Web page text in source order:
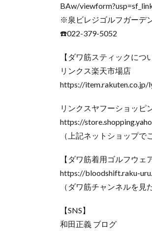
BAw/
※泉ビレジゴルフガーデ
☎️022-379-5052
【ダワ筋スティックにつ
リンクス楽天市場店
https://
リンクスヤフーショッピ
https://
（上記ネットショップで
【ダワ筋着用ゴルフウェ
https://bloodshift.raku-
（ダワ筋チャンネルを
【SNS】
和田正義 ブログ